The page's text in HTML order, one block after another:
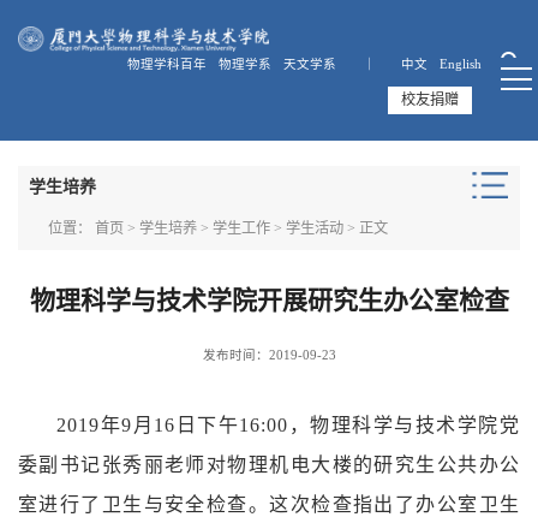
物理学科百年 物理学系 天文学系 ｜ 中文 English
校友捐赠
学生培养
位置： 首页 > 学生培养> 学生工作> 学生活动> 正文
物理科学与技术学院开展研究生办公室检查
发布时间：2019-09-23
2019年9月16日下午16:00，物理科学与技术学院党
委副书记张秀丽老师对物理机电大楼的研究生公共办公
室进行了卫生与安全检查。这次检查指出了办公室卫生